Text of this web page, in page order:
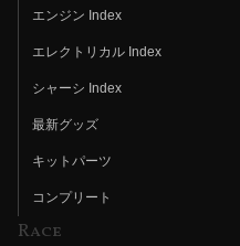
エンジン Index
エレクトリカル Index
シャーシ Index
最新グッズ
キットパーツ
コンプリート
Race